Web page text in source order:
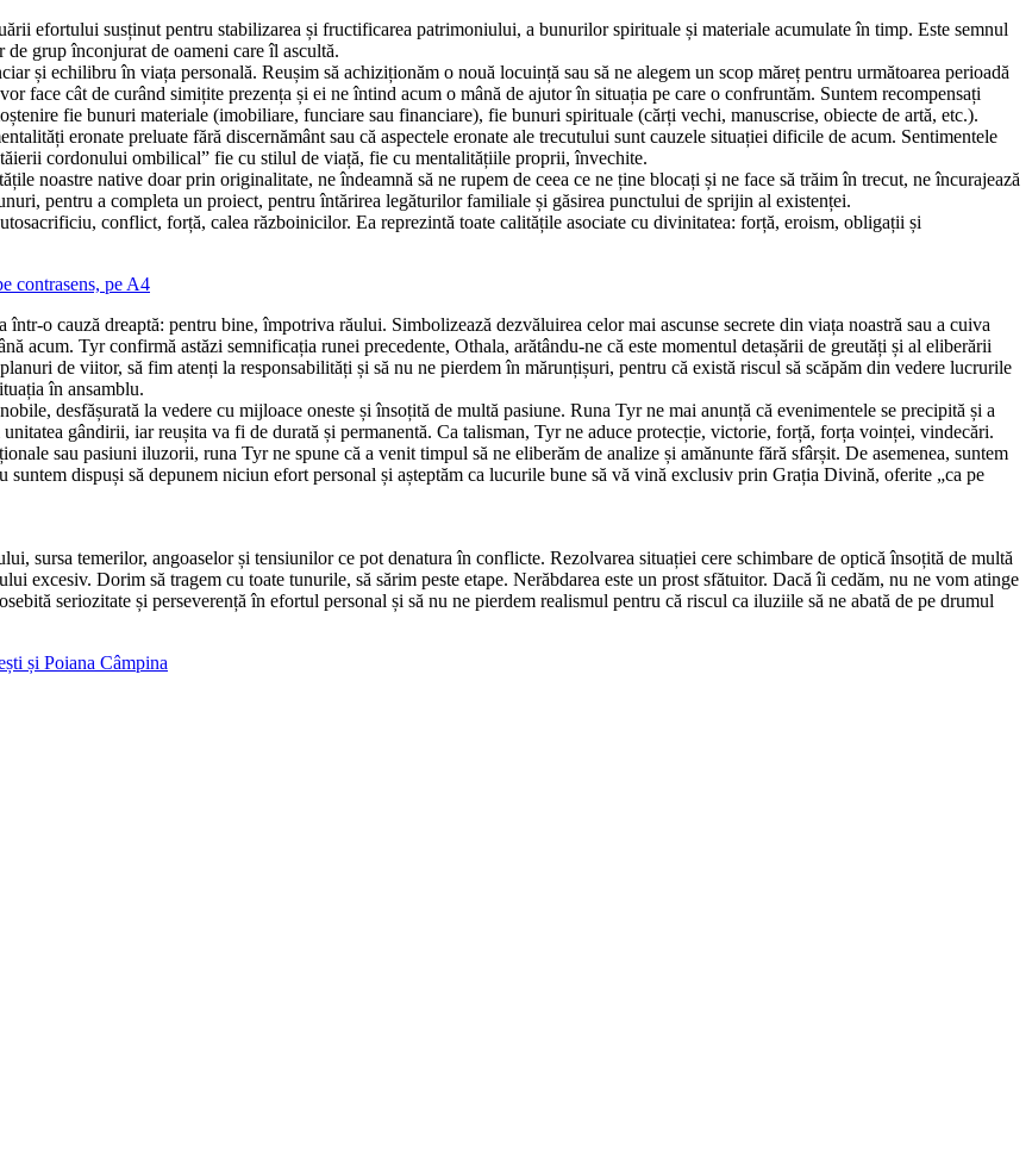
efortului susținut pentru stabilizarea și fructificarea patrimoniului, a bunurilor spirituale și materiale acumulate în timp. Este semnul
grup înconjurat de oameni care îl ascultă.
și echilibru în viața personală. Reușim să achiziționăm o nouă locuință sau să ne alegem un scop măreț pentru următoarea perioadă
face cât de curând simițite prezența și ei ne întind acum o mână de ajutor în situația pe care o confruntăm. Suntem recompensați
fie bunuri materiale (imobiliare, funciare sau financiare), fie bunuri spirituale (cărți vechi, manuscrise, obiecte de artă, etc.).
eronate preluate fără discernământ sau că aspectele eronate ale trecutului sunt cauzele situației dificile de acum. Sentimentele
cordonului ombilical” fie cu stilul de viață, fie cu mentalitățiile proprii, învechite.
noastre native doar prin originalitate, ne îndeamnă să ne rupem de ceea ce ne ține blocați și ne face să trăim în trecut, ne încurajează
pentru a completa un proiect, pentru întărirea legăturilor familiale și găsirea punctului de sprijin al existenței.
conflict, forță, calea războinicilor. Ea reprezintă toate calitățile asociate cu divinitatea: forță, eroism, obligații și
contrasens, pe A4
o cauză dreaptă: pentru bine, împotriva răului. Simbolizează dezvăluirea celor mai ascunse secrete din viața noastră sau a cuiva
acum. Tyr confirmă astăzi semnificația runei precedente, Othala, arătându-ne că este momentul detașării de greutăți și al eliberării
de viitor, să fim atenți la responsabilități și să nu ne pierdem în mărunțișuri, pentru că există riscul să scăpăm din vedere lucrurile
în ansamblu.
desfășurată la vedere cu mijloace oneste și însoțită de multă pasiune. Runa Tyr ne mai anunță că evenimentele se precipită și a
gândirii, iar reușita va fi de durată și permanentă. Ca talisman, Tyr ne aduce protecție, victorie, forță, forța voinței, vindecări.
sau pasiuni iluzorii, runa Tyr ne spune că a venit timpul să ne eliberăm de analize și amănunte fără sfârșit. De asemenea, suntem
dispuși să depunem niciun efort personal și așteptăm ca lucurile bune să vă vină exclusiv prin Grația Divină, oferite „ca pe
sursa temerilor, angoaselor și tensiunilor ce pot denatura în conflicte. Rezolvarea situației cere schimbare de optică însoțită de multă
excesiv. Dorim să tragem cu toate tunurile, să sărim peste etape. Nerăbdarea este un prost sfătuitor. Dacă îi cedăm, nu ne vom atinge
seriozitate și perseverență în efortul personal și să nu ne pierdem realismul pentru că riscul ca iluziile să ne abată de pe drumul
și Poiana Câmpina